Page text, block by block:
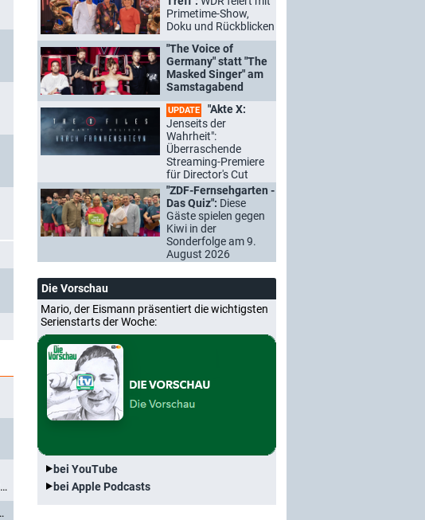
Primetime-Show,
Doku und Rückblicken
"The Voice of
Germany" statt "The
Masked Singer" am
Samstagabend
UPDATE
"Akte X:
Jenseits der
Wahrheit":
Überraschende
Streaming-Premiere
für Director's Cut
"ZDF-Fernsehgarten -
Das Quiz": Diese
Gäste spielen gegen
Kiwi in der
Sonderfolge am 9.
August 2026
Die Vorschau
Mario, der Eismann präsentiert die wichtigsten
Serienstarts der Woche:
bei YouTube
bei Apple Podcasts